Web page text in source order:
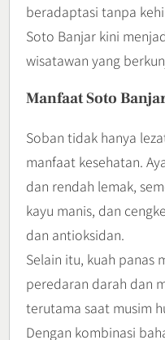
beradaptasi tanpa
Soto Banjar kini
wisatawan yang
Manfaat Soto
Soban tidak hanya
manfaat kesehatan.
dan rendah lemak,
kayu manis, dan
dan antioksidan.
Selain itu, kuah panas
peredaran darah dan
terutama saat musim
Dengan kombinasi